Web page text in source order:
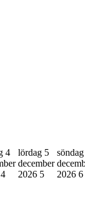
4
4
lördag 5
december
2026 5
2026 6